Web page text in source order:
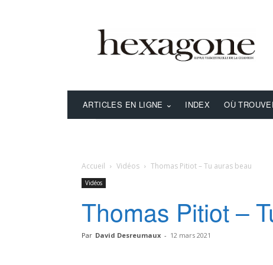
ARTICLES EN LIGNE INDEX OÙ
Accueil Vidéos Thomas Pitiot – Tu auras beau
Vidéos
Thomas Pitiot –
Par David Desreumaux - 12 mars 2021